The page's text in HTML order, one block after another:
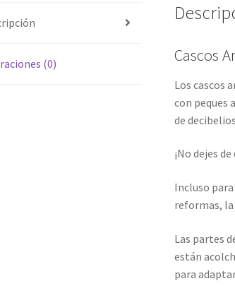
(0) Cascos
Los cascos
con peques
de
¡No dejes
Incluso
reformas,
Las partes
están
para